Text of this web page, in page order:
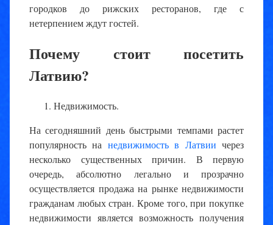
городков до рижских ресторанов, где с
нетерпением ждут гостей.
Почему стоит посетить
Латвию?
Недвижимость.
На сегодняшний день быстрыми темпами растет
популярность на недвижимость в Латвии через
несколько существенных причин. В первую
очередь, абсолютно легально и прозрачно
осуществляется продажа на рынке недвижимости
гражданам любых стран. Кроме того, при покупке
недвижимости является возможность получения